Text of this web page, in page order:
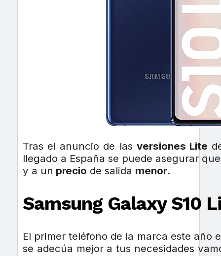
Tras el anuncio de las versiones Lite
llegado a España se puede asegurar
y a un precio de salida menor.
Samsung Galaxy S10
El primer teléfono de la marca este año
se adecúa mejor a tus necesidades